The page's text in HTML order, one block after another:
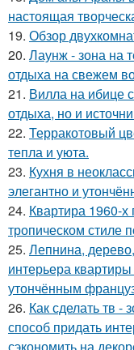
настоящая
19. Обзор
20. Лаунж - зона на
отдыха на свежем
21. Вилла на ибице
отдыха, но и
22. Терракотовый
тепла и уюта.
23. Кухня в
элегантно и
24. Квартира 1960-
тропическом стиле
25. Лепнина,
интерьера
утончённым
26. Как сделать тв -
способ придать
сэкономить на